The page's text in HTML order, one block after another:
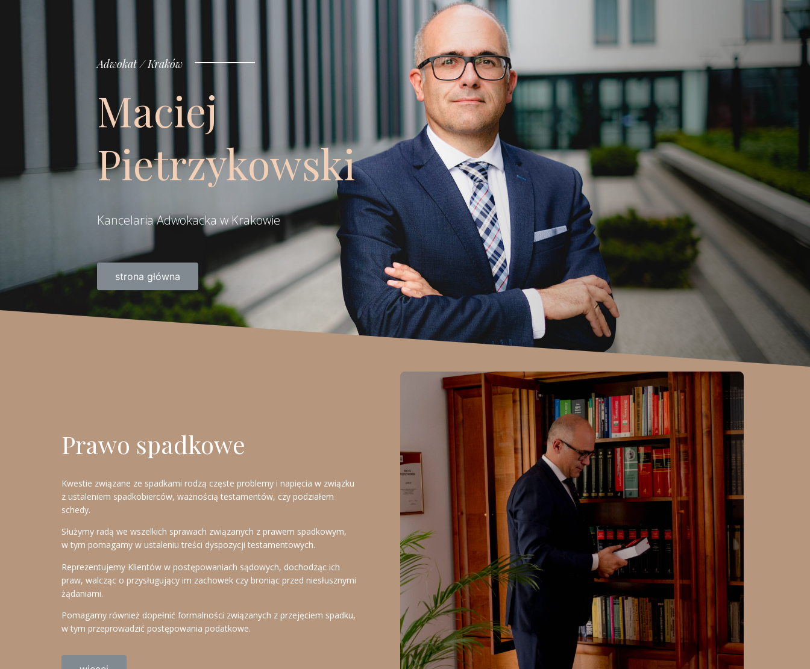
Adwokat / Kraków
Maciej
Pietrzykowski
Kancelaria Adwokacka w Krakowie
strona główna
Prawo spadkowe
Kwestie związane ze spadkami rodzą częste problemy i napięcia w związku
z ustaleniem spadkobierców, ważnością testamentów, czy podziałem
schedy.
Służymy radą we wszelkich sprawach związanych z prawem spadkowym,
w tym pomagamy w ustaleniu treści dyspozycji testamentowych.
Reprezentujemy Klientów w postępowaniach sądowych, dochodząc ich
praw, walcząc o przysługujący im zachowek czy broniąc przed niesłusznymi
żądaniami.
Pomagamy również dopełnić formalności związanych z przejęciem spadku,
w tym przeprowadzić postępowania podatkowe.